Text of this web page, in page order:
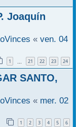
Joaquín
« ven. 04
1 … 21 22 23 24
SANTO,
« mer. 02
1 2 3 4 5 6